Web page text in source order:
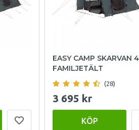
EASY CAMP SKARVAN 4
FAMILJETÄLT
(28)
3 695 kr
KÖP